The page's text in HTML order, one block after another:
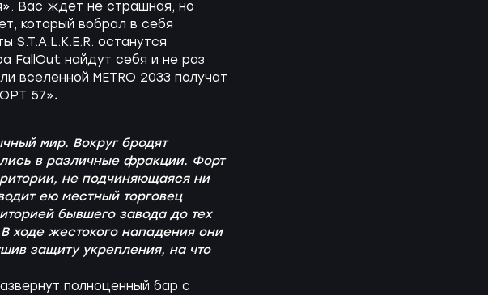
Вас ждет не страшная, но
который вобрал в себя
останутся
FallOut найдут себя и не раз
вселенной METRO 2033 получат
57».
мир. Вокруг бродят
в различные фракции. Форт
не подчиняющаяся ни
ею местный торговец
бывшего завода до тех
ходе жестокого нападения они
защиту укрепления, на что
полноценный бар с